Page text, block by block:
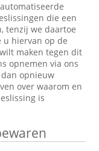
die een
tenzij we daartoe
u hiervan op de
maken tegen dit
opnemen via ons
opnieuw
over waarom en
is